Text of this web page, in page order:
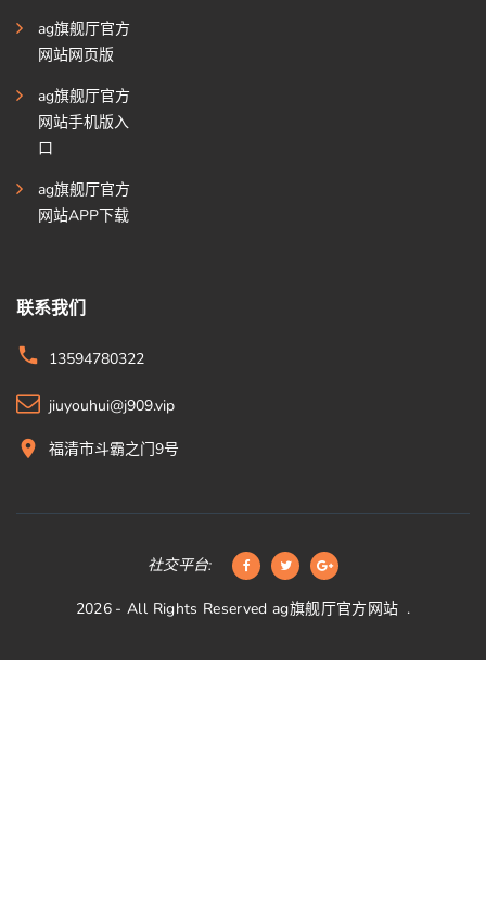
ag旗舰厅官方
网站网页版
ag旗舰厅官方
网站手机版入
口
ag旗舰厅官方
网站APP下载
联系我们
13594780322
jiuyouhui@j909.vip
福清市斗霸之门9号
社交平台:
2026 - All Rights Reservedag旗舰厅官方网站 .